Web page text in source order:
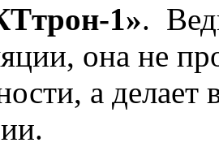
1».
она не
а